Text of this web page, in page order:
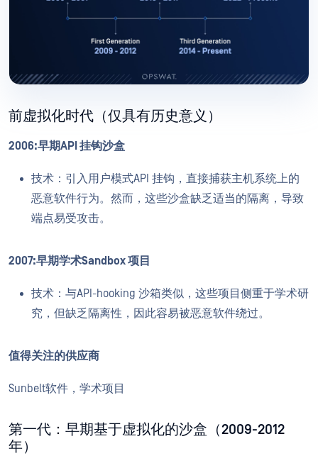
前虚拟化时代（仅具有历史意义）
2006:早期API 挂钩沙盒
技术：引入用户模式API 挂钩，直接捕获主机系统上的
恶意软件行为。然而，这些沙盒缺乏适当的隔离，导致
端点易受攻击。
2007:早期学术Sandbox 项目
技术：与API-hooking 沙箱类似，这些项目侧重于学术研
究，但缺乏隔离性，因此容易被恶意软件绕过。
值得关注的供应商
Sunbelt软件，学术项目
第一代：早期基于虚拟化的沙盒（2009-2012
年）